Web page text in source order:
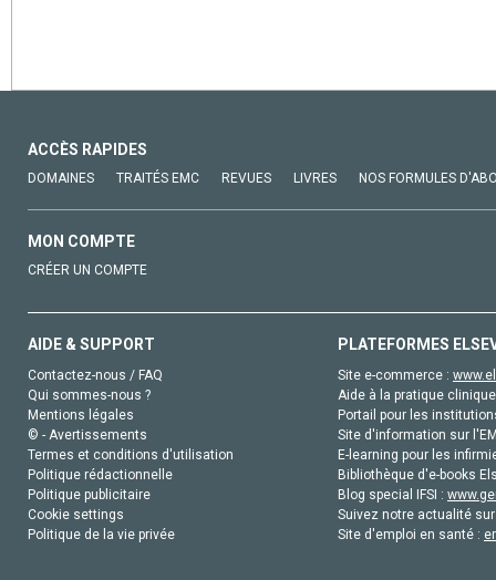
ACCÈS RAPIDES
DOMAINES TRAITÉS EMC REVUES LIVRES NOS FORMULES
MON COMPTE
CRÉER UN COMPTE
AIDE & SUPPORT
Contactez-nous / FAQ
Qui sommes-nous ?
Mentions légales
© - Avertissements
Termes et conditions d'utilisation
Politique rédactionnelle
Politique publicitaire
Cookie settings
Politique de la vie privée
PLATEFORMES
Site e-commerce :
Aide à la pratique
Portail pour les
Site d'information sur
E-learning pour les
Bibliothèque d'e-books
Blog special IFSI :
Suivez notre actualité
Site d'emploi en santé :